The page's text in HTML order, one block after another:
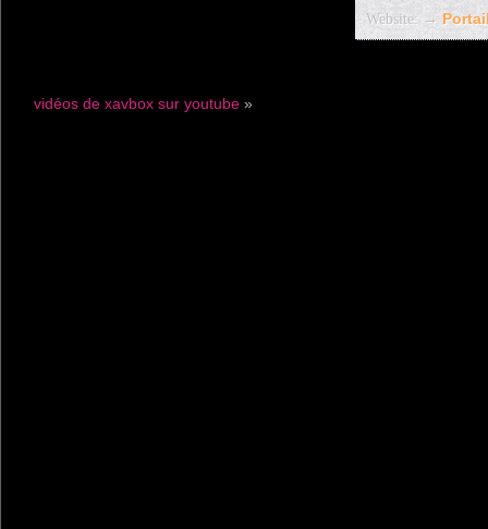
Website: →
vidéos de xavbox sur youtube »